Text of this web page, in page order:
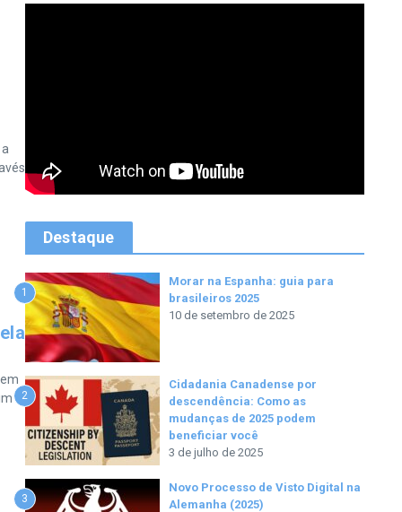
Destaque
1
Morar na Espanha: guia para
brasileiros 2025
10 de setembro de 2025
2
Cidadania Canadense por
descendência: Como as
mudanças de 2025 podem
beneficiar você
3 de julho de 2025
3
Novo Processo de Visto Digital na
Alemanha (2025)